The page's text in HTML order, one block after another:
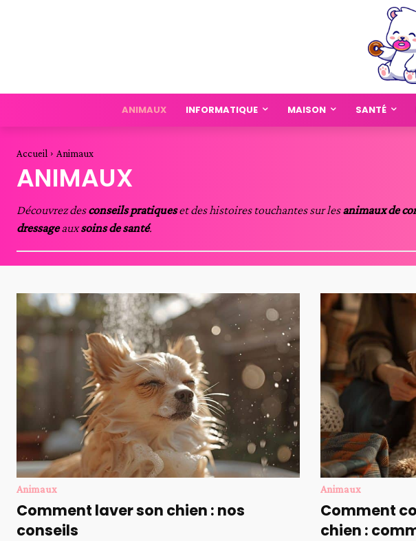
ANIMAUX INFORMATIQUE MAISON SANTÉ
Accueil Animaux
ANIMAUX
Découvrez desconseils pratiqueset des histoires touchantes sur lesanimaux de
dressageauxsoins de santé.
Animaux
Comment laver son chien : nos
conseils
Animaux
Comment
chien :